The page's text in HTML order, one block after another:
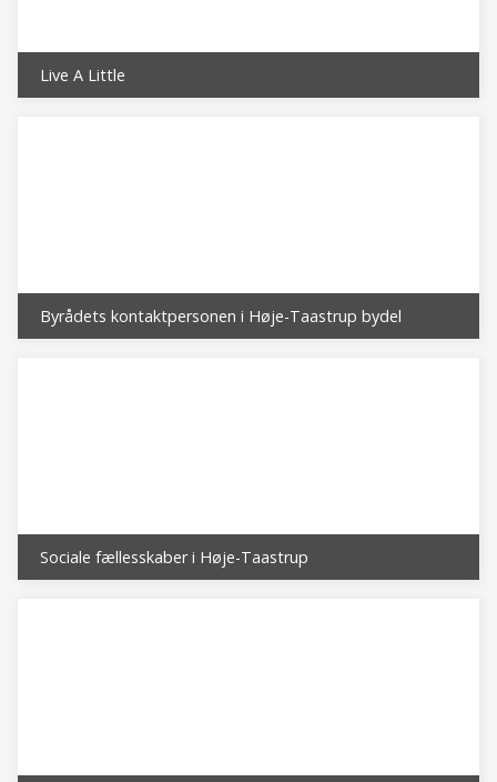
Live A Little
Byrådets kontaktpersonen i Høje-Taastrup bydel
Sociale fællesskaber i Høje-Taastrup